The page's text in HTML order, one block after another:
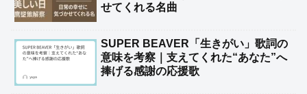
せてくれる名曲
SUPER BEAVER「生きがい」歌詞の
意味を考察｜支えてくれた“あなた”へ
捧げる感謝の応援歌